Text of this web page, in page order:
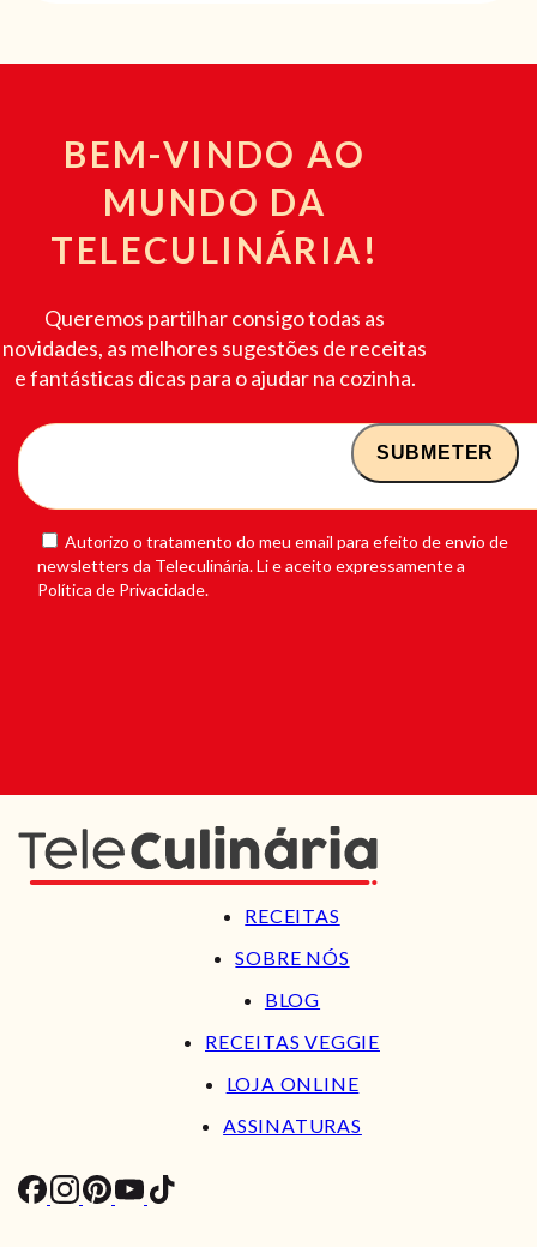
BEM-VINDO AO
MUNDO DA
TELECULINÁRIA!
Queremos partilhar consigo todas as
novidades, as melhores sugestões de receitas
e fantásticas dicas para o ajudar na cozinha.
Autorizo o tratamento do meu email para efeito de envio de
newsletters da Teleculinária. Li e aceito expressamente a
Política de Privacidade.
RECEITAS
SOBRE NÓS
BLOG
RECEITAS VEGGIE
LOJA ONLINE
ASSINATURAS